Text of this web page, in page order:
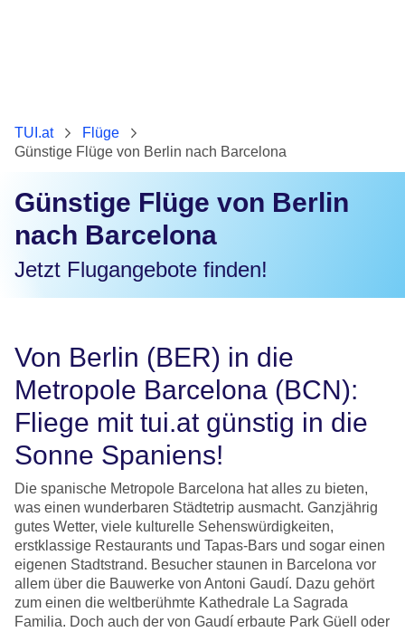
TUI.at
Flüge
Günstige Flüge von Berlin nach Barcelona
Günstige Flüge von Berlin
nach Barcelona
Jetzt Flugangebote finden!
Von Berlin (BER) in die
Metropole Barcelona (BCN):
Fliege mit tui.at günstig in die
Sonne Spaniens!
Die spanische Metropole Barcelona hat alles zu bieten,
was einen wunderbaren Städtetrip ausmacht. Ganzjährig
gutes Wetter, viele kulturelle Sehenswürdigkeiten,
erstklassige Restaurants und Tapas-Bars und sogar einen
eigenen Stadtstrand. Besucher staunen in Barcelona vor
allem über die Bauwerke von Antoni Gaudí. Dazu gehört
zum einen die weltberühmte Kathedrale La Sagrada
Familia. Doch auch der von Gaudí erbaute Park Güell oder